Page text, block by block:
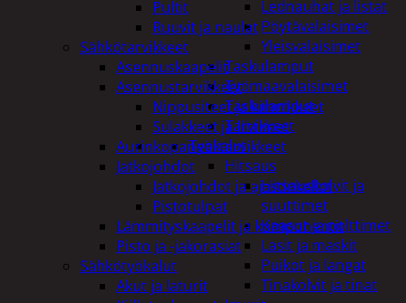
Lednauhat ja listat
Pöytävalaisimet
Yleisvalaisimet
Taskulamput
Työmaavalaisimet
Taskulamput
Tarvikkeet
Työkalut
Hitsaus
Hitsauskolvit ja
suuttimet
Kaasut ja polttimet
Lasit ja maskit
Puikot ja langat
Tinakolvit ja tinat
Pultit
Ruuvit ja naulat
Sähkötarvikkeet
Asennuskaapelit
Asennustarvikkeet
Nippusiteet ja kiinnikkeet
Sulakkeet ja liittimet
Aurinkopaneelitarvikkeet
Jatkojohdot
Jatkojohdot ja ajastinkellot
Pistotulpat
Lämmityskaapelit ja komponentit
Pisto ja -jakorasiat
Sähkötyökalut
Akut ja laturit